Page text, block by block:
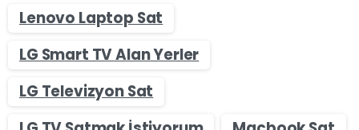
Lenovo Laptop Sat
LG Smart TV Alan Yerler
LG Televizyon Sat